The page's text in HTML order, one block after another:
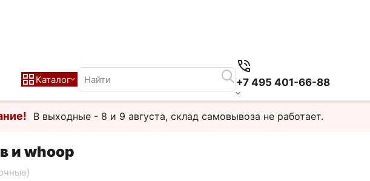
Каталог +7 495 401-66-88
В выходные - 8 и 9 августа, склад самовывоза не работает.
и whoop